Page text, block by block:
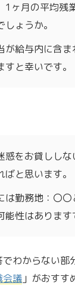
1ヶ月の平均残
ょうか。
が給与内に含
と幸いです。
惑をお貸しし
と思います。
は勤務地：〇
性はあります
わからない部
会議 」がおすす